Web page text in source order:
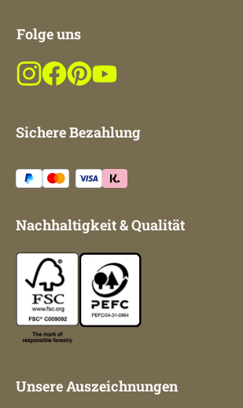
Folge uns
Sichere Bezahlung
Nachhaltigkeit & Qualität
Unsere Auszeichnungen